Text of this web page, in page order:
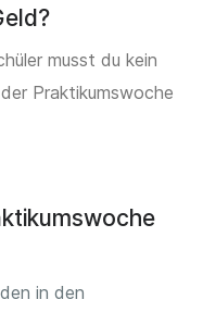
musst du kein
Praktikumswoche
in den